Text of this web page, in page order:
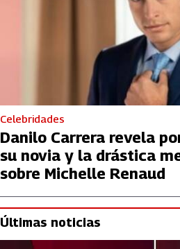
Celebridades
Danilo Carrera revela
su novia y la drástica
sobre Michelle Renaud
Últimas noticias